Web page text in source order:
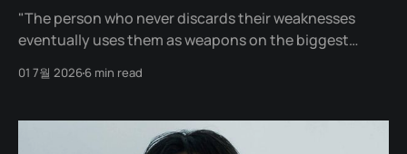
"The person who never discards their weaknesses
eventually uses them as weapons on the biggest
director Yeon Sang-ho at a meeting table. It was a
01 7월 20266 min read